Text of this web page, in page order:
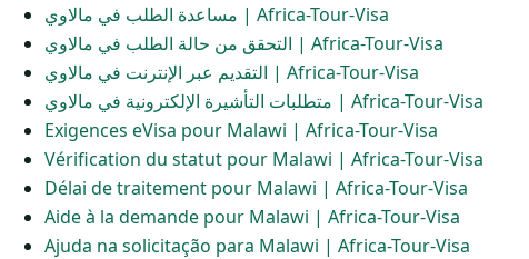
مساعدة الطلب في مالاوي | Africa-Tour-Visa
التحقق من حالة الطلب في مالاوي | Africa-Tour-Visa
التقديم عبر الإنترنت في مالاوي | Africa-Tour-Visa
متطلبات التأشيرة الإلكترونية في مالاوي | Africa-Tour-Visa
Exigences eVisa pour Malawi | Africa-Tour-Visa
Vérification du statut pour Malawi | Africa-Tour-Visa
Délai de traitement pour Malawi | Africa-Tour-Visa
Aide à la demande pour Malawi | Africa-Tour-Visa
Ajuda na solicitação para Malawi | Africa-Tour-Visa